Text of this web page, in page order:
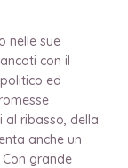
nelle sue
con il
ed
al ribasso, della
anche un
grande